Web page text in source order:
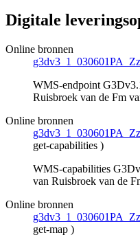
Digitale
Online bronnen
WMS-endpoint
Ruisbroek van de Fm
Online bronnen
get-capabilities )
WMS-capabilities
van Ruisbroek van de
Online bronnen
get-map )